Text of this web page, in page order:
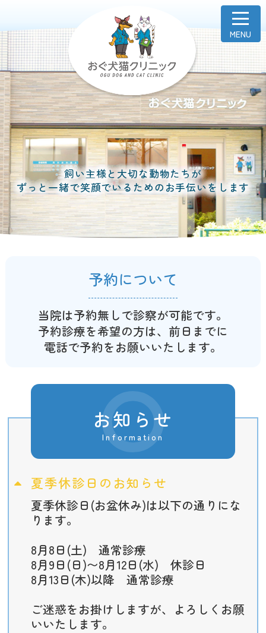
飼い主様と大切な動物たちが
ずっと一緒で笑顔でいるためのお手伝いをします
予約について
当院は予約無しで診察が可能です。
予約診療を希望の方は、前日までに
電話で予約をお願いいたします。
お知らせ
Information
夏季休診日のお知らせ
夏季休診日(お盆休み)は以下の通りにな
ります。
8月8日(土) 通常診療
8月9日(日)〜8月12日(水) 休診日
8月13日(木)以降 通常診療
ご迷惑をお掛けしますが、よろしくお願
いいたします。